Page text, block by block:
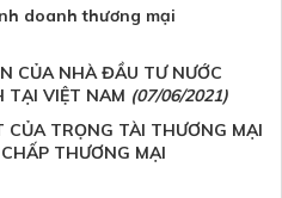
doanh thương mại
CỦA NHÀ ĐẦU TƯ NƯỚC
TẠI VIỆT NAM (07/06/2021)
CỦA TRỌNG TÀI THƯƠNG MẠI
THƯƠNG MẠI